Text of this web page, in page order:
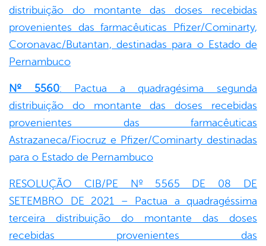
distribuição do montante das doses recebidas
provenientes das farmacêuticas Pfizer/Cominarty,
Coronavac/Butantan, destinadas para o Estado de
Pernambuco
Nº 5560: Pactua a quadragésima segunda
distribuição do montante das doses recebidas
provenientes das farmacêuticas
Astrazaneca/Fiocruz e Pfizer/Cominarty destinadas
para o Estado de Pernambuco
RESOLUÇÃO CIB/PE Nº 5565 DE 08 DE
SETEMBRO DE 2021 – Pactua a quadragéssima
terceira distribuição do montante das doses
recebidas provenientes das